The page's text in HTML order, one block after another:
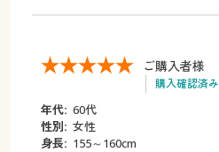
ご購入者様
購入確認済み
年代: 60代
性別: 女性
身長: 155～160cm